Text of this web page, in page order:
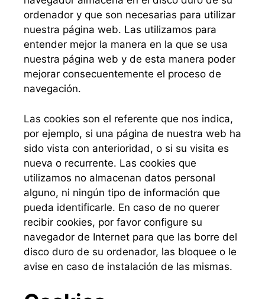
ordenador y que son necesarias para utilizar
nuestra página web. Las utilizamos para
entender mejor la manera en la que se usa
nuestra página web y de esta manera poder
mejorar consecuentemente el proceso de
navegación.
Las cookies son el referente que nos indica,
por ejemplo, si una página de nuestra web ha
sido vista con anterioridad, o si su visita es
nueva o recurrente. Las cookies que
utilizamos no almacenan datos personal
alguno, ni ningún tipo de información que
pueda identificarle. En caso de no querer
recibir cookies, por favor configure su
navegador de Internet para que las borre del
disco duro de su ordenador, las bloquee o le
avise en caso de instalación de las mismas.